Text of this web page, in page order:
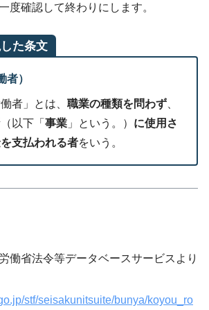
度確認して終わりにします。
た条文
者）
者」とは、職業の種類を問わず
以下「事業 」という。） に使用さ
支払われる者をいう。
働省法令等データベースサービスより
stf/seisakunitsuite/bunya/koyou_ro